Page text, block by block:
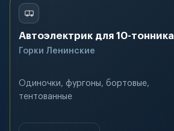
Автоэлектрик для 10-тонника
Горки Ленинские
Одиночки, фургоны, бортовые,
тентованные